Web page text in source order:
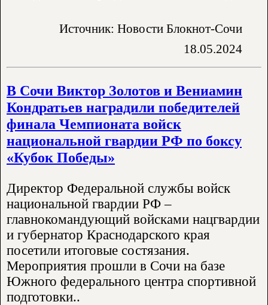
Источник: Новости Блокнот-Сочи
18.05.2024
В Сочи Виктор Золотов и Вениамин
Кондратьев наградили победителей
финала Чемпионата войск
национальной гвардии РФ по боксу
«Кубок Победы»
Директор Федеральной службы войск
национальной гвардии РФ –
главнокомандующий войсками нацгвардии
и губернатор Краснодарского края
посетили итоговые состязания.
Мероприятия прошли в Сочи на базе
Южного федерального центра спортивной
подготовки..